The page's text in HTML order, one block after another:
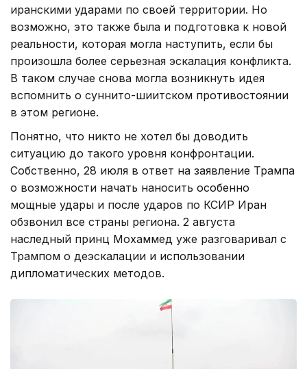
иранскими ударами по своей территории. Но
возможно, это также была и подготовка к новой
реальности, которая могла наступить, если бы
произошла более серьезная эскалация конфликта.
В таком случае снова могла возникнуть идея
вспомнить о суннито-шиитском противостоянии
в этом регионе.
Понятно, что никто не хотел бы доводить
ситуацию до такого уровня конфронтации.
Собственно, 28 июля в ответ на заявление Трампа
о возможности начать наносить особенно
мощные удары и после ударов по КСИР Иран
обзвонил все страны региона. 2 августа
наследный принц Мохаммед уже разговаривал с
Трампом о деэскалации и использовании
дипломатических методов.